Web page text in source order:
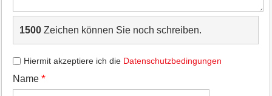
1500Zeichen können Sie noch schreiben.
Hiermit akzeptiere ich die Datenschutzbedingungen
Name *